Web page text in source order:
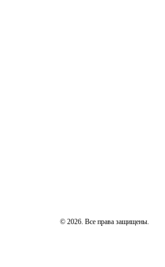
© 2026. Все права защищены.